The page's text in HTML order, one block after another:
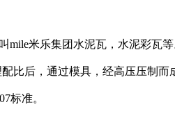
mile米乐集团水泥瓦，水泥彩瓦
比后，通过模具，经高压压制
标准。